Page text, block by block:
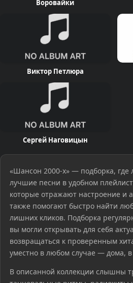
Воровайки
Виктор Петлюра
Сергей Наговицын
«Шансон 2000-х» — подборка, где
лучшие песни в удобном
которые отражают настроение и
также помогают быстро найти
лишних кликов. Подборка
вы могли открывать для себя
возвращаться к проверенным
уместно в любом случае — дома, в
В описанной коллекции слышны